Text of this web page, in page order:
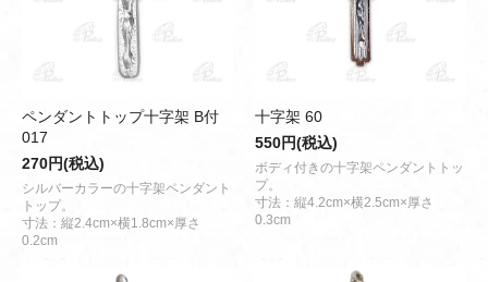
ペンダントトップ十字架 B付
017
270円(税込)
シルバーカラーの十字架ペンダント
トップ。
寸法：縦2.4cm×横1.8cm×厚さ
0.2cm
十字架 60
550円(税込)
ボディ付きの十字架ペンダントトッ
プ。
寸法：縦4.2cm×横2.5cm×厚さ
0.3cm